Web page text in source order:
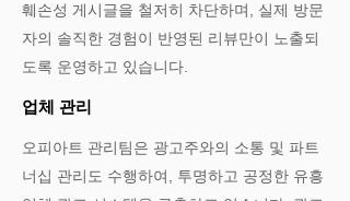
훼손성 게시글을 철저히 차단하며, 실제 방문
자의 솔직한 경험이 반영된 리뷰만이 노출되
도록 운영하고 있습니다.​
업체 관리
오피아트 관리팀은 광고주와의 소통 및 파트
너십 관리도 수행하여, 투명하고 공정한 유흥